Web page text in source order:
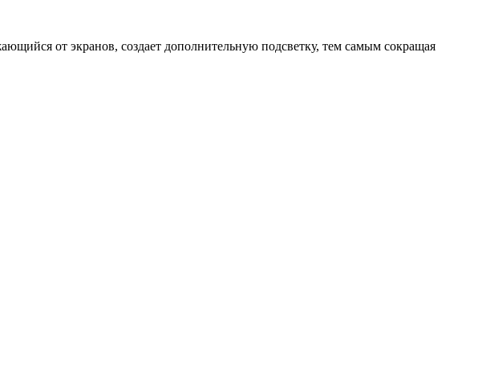
от экранов, создает дополнительную подсветку, тем самым сокращая